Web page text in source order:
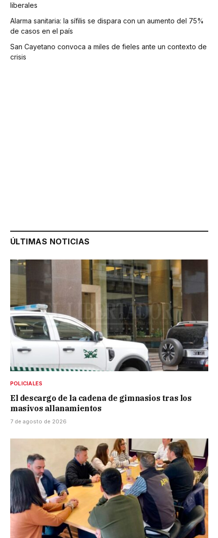
liberales
Alarma sanitaria: la sífilis se dispara con un aumento del 75%
de casos en el país
San Cayetano convoca a miles de fieles ante un contexto de
crisis
ÚLTIMAS NOTICIAS
POLICIALES
El descargo de la cadena de gimnasios tras los
masivos allanamientos
7 de agosto de 2026